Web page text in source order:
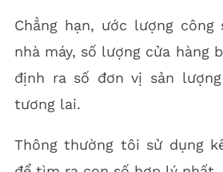
Chẳng hạn, ước lượng
nhà máy, số lượng cửa hàng
định ra số đơn vị sản
tương lai.
Thông thường tôi sử dụng